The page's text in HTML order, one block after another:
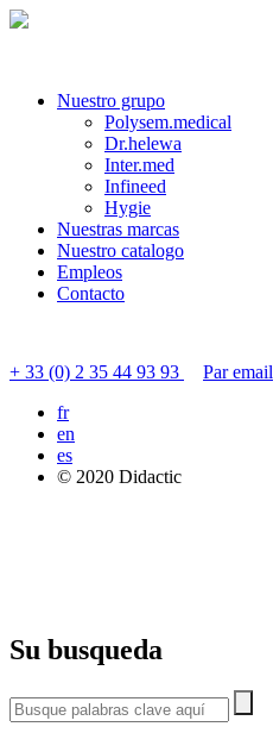
Nuestro grupo
Polysem.medical
Dr.helewa
Inter.med
Infineed
Hygie
Nuestras marcas
Nuestro catalogo
Empleos
Contacto
+ 33 (0) 2 35 44 93 93
Par email
fr
en
es
© 2020 Didactic
Su busqueda